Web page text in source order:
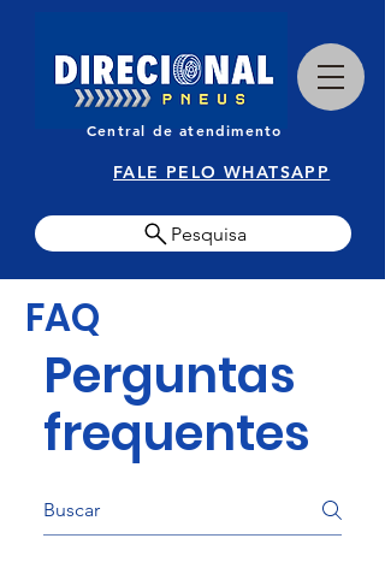
Central de atendimento
FALE PELO WHATSAPP
Pesquisa
FAQ
Perguntas
frequentes